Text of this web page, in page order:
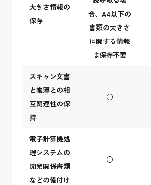
大きさ情報の
保存
合、A4以下の
書類の大きさ
に関する情報
は保存不要
スキャン文書
と帳簿との相
互関連性の保
持
○
電子計算機処
理システムの
開発関係書類
などの備付け
○